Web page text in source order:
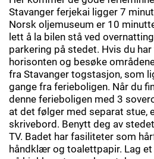
Stavanger ferjekai ligger 7
Norsk oljemuseum er 10
lett å la bilen stå ved
parkering på stedet. Hvis du
horisonten og besøke
fra Stavanger togstasjon, som
gange fra ferieboligen. Når du
denne ferieboligen med 3
at det følger med separat stue,
skrivebord. Benytt deg av
TV. Badet har fasiliteter som
håndklær og toalettpapir. Lag